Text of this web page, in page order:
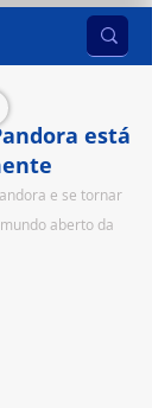
está
e se tornar
aberto da